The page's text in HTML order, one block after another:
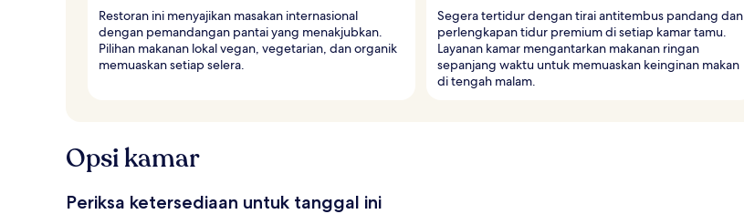
Restoran ini menyajikan masakan internasional
dengan pemandangan pantai yang menakjubkan.
Pilihan makanan lokal vegan, vegetarian, dan organik
memuaskan setiap selera.
Segera tertidur dengan tirai antitembus pandang dan
perlengkapan tidur premium di setiap kamar tamu.
Layanan kamar mengantarkan makanan ringan
sepanjang waktu untuk memuaskan keinginan makan
di tengah malam.
Opsi kamar
Periksa ketersediaan untuk tanggal ini